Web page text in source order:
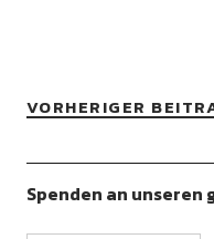
VORHERIGER
Spenden an